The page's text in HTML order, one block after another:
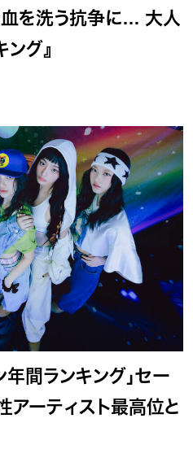
を洗う抗争に… 大人
ング』
年間ランキング」セー
アーティスト最高位と